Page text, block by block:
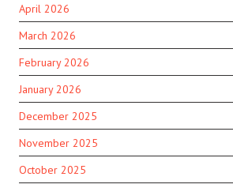
April 2026
March 2026
February 2026
January 2026
December 2025
November 2025
October 2025